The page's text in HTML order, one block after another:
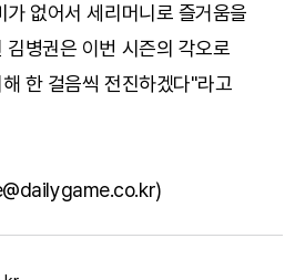
없어서 세리머니로 즐거움을
병권은 이번 시즌의 각오로
한 걸음씩 전진하겠다"라고